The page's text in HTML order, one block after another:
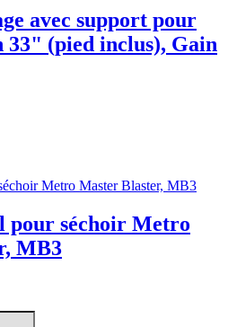
avec support pour
33" (pied inclus), Gain
pour séchoir Metro
MB3